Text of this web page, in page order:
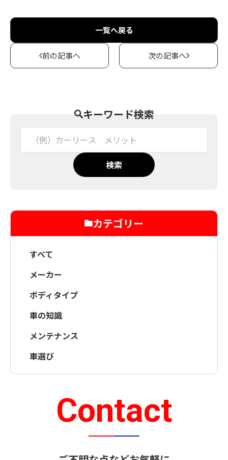
一覧へ戻る
前の記事へ 次の記事へ
キーワード検索
検索
カテゴリー
すべて
メーカー
ボディタイプ
車の知識
メンテナンス
車選び
Contact